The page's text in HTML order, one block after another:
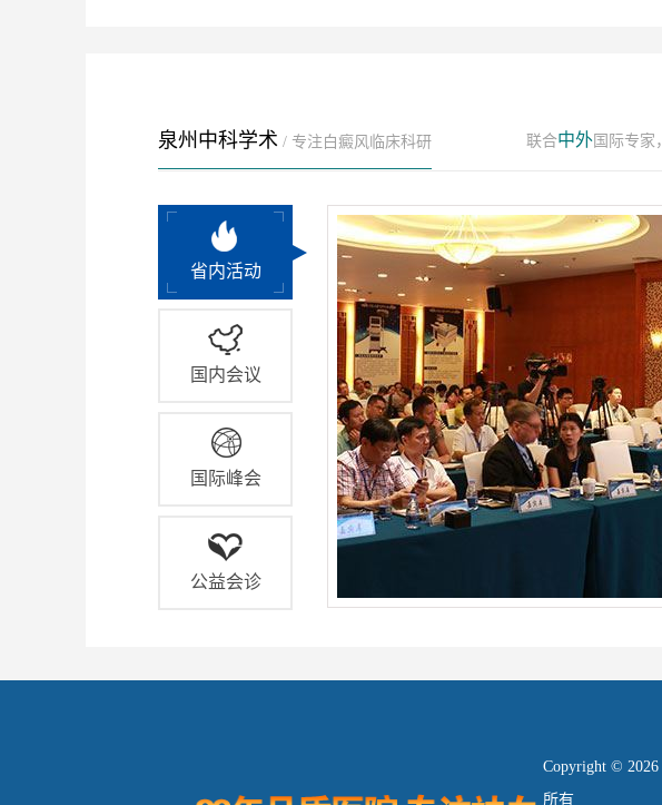
泉州中科学术 / 专注白癜风临床科研 联合中外国际专家
省内活动
国内会议
国际峰会
公益会诊
Copyright ©
所有